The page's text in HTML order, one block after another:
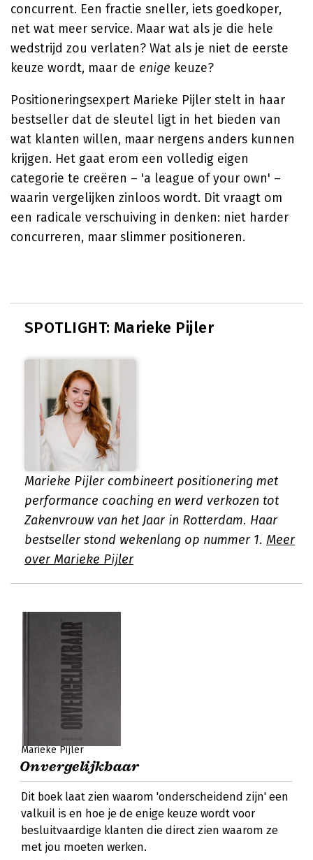
concurrent. Een fractie sneller, iets goedkoper,
net wat meer service. Maar wat als je die hele
wedstrijd zou verlaten? Wat als je niet de eerste
keuze wordt, maar de enige keuze?
Positioneringsexpert Marieke Pijler stelt in haar
bestseller dat de sleutel ligt in het bieden van
wat klanten willen, maar nergens anders kunnen
krijgen. Het gaat erom een volledig eigen
categorie te creëren – 'a league of your own' –
waarin vergelijken zinloos wordt. Dit vraagt om
een radicale verschuiving in denken: niet harder
concurreren, maar slimmer positioneren.
SPOTLIGHT: Marieke Pijler
Marieke Pijler combineert positionering met
performance coaching en werd verkozen tot
Zakenvrouw van het Jaar in Rotterdam. Haar
bestseller stond wekenlang op nummer 1. Meer
over Marieke Pijler
Marieke Pijler
Onvergelijkbaar
Dit boek laat zien waarom 'onderscheidend zijn' een
valkuil is en hoe je de enige keuze wordt voor
besluitvaardige klanten die direct zien waarom ze
met jou moeten werken.